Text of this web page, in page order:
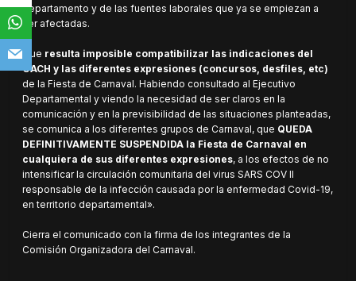
departamento y de las fuentes laborales que ya se empiezan a
ver afectadas.
Que resulta imposible compatibilizar las indicaciones del
GACH y las diferentes expresiones (concursos, desfiles, etc)
de la Fiesta de Carnaval. Habiendo consultado al Ejecutivo
Departamental y viendo la necesidad de ser claros en la
comunicación y en la previsibilidad de las situaciones planteadas,
se comunica a los diferentes grupos de Carnaval, que QUEDA
DEFINITIVAMENTE SUSPENDIDA la Fiesta de Carnaval en
cualquiera de sus diferentes expresiones, a los efectos de no
intensificar la circulación comunitaria del virus SARS COV II
responsable de la infección causada por la enfermedad Covid-19,
en territorio departamental».
Cierra el comunicado con la firma de los integrantes de la
Comisión Organizadora del Carnaval.